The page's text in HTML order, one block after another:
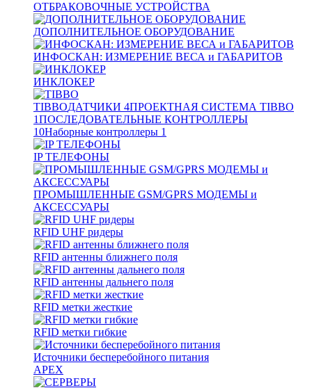
ОТБРАКОВОЧНЫЕ УСТРОЙСТВА
ДОПОЛНИТЕЛЬНОЕ ОБОРУДОВАНИЕ
ИНФОСКАН: ИЗМЕРЕНИЕ ВЕСА и ГАБАРИТОВ
ИНКЛОКЕР
TIBBOДАТЧИКИ 4ПРОЕКТНАЯ СИСТЕМА TIBBO
1ПОСЛЕДОВАТЕЛЬНЫЕ КОНТРОЛЛЕРЫ
10Наборные контроллеры 1
IP ТЕЛЕФОНЫ
ПРОМЫШЛЕННЫЕ GSM/GPRS МОДЕМЫ и
АКСЕССУАРЫ
RFID UHF ридеры
RFID антенны ближнего поля
RFID антенны дальнего поля
RFID метки жесткие
RFID метки гибкие
Источники бесперебойного питания
APEX